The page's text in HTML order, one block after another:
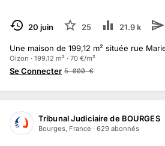
TERMINÉ20 juin 25 21.9 k
Une maison de 199,12 m² située rue
Oizon · 199.12 m² · 70 €/m²
Se Connecter 5 000 €
Tribunal Judiciaire de BOURGES
Bourges, France · 629 abonnés